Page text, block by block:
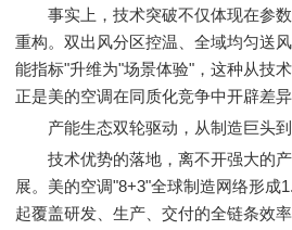
事实上，技术突破不仅体现在参数
重构。双出风分区控温、全域均匀送
能指标"升维为"场景体验"，这种从技
正是美的空调在同质化竞争中开辟差异
产能生态双轮驱动，从制造巨头到
技术优势的落地，离不开强大的产
展。美的空调"8+3"全球制造网络形成
起覆盖研发、生产、交付的全链条效